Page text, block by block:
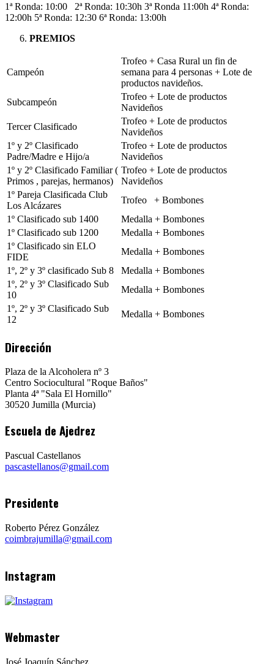
1ª Ronda: 10:00 2ª Ronda: 10:30h 3ª Ronda 11:00h 4ª Ronda:
12:00h 5ª Ronda: 12:30 6ª Ronda: 13:00h
PREMIOS
Campeón
Trofeo + Casa Rural un fin de
semana para 4 personas + Lote de
productos navideños.
Subcampeón
Trofeo + Lote de productos
Navideños
Tercer Clasificado
Trofeo + Lote de productos
Navideños
1º y 2º Clasificado
Padre/Madre e Hijo/a
Trofeo + Lote de productos
Navideños
1º y 2º Clasificado Familiar (
Primos , parejas, hermanos)
Trofeo + Lote de productos
Navideños
1º Pareja Clasificada Club
Los Alcázares
Trofeo + Bombones
1º Clasificado sub 1400
Medalla + Bombones
1º Clasificado sub 1200
Medalla + Bombones
1º Clasificado sin ELO
FIDE
Medalla + Bombones
1º, 2º y 3º clasificado Sub 8
Medalla + Bombones
1º, 2º y 3º Clasificado Sub
10
Medalla + Bombones
1º, 2º y 3º Clasificado Sub
12
Medalla + Bombones
Dirección
Plaza de la Alcoholera nº 3
Centro Sociocultural "Roque Baños"
Planta 4ª "Sala El Hornillo"
30520 Jumilla (Murcia)
Escuela de Ajedrez
Pascual Castellanos
pascastellanos@gmail.com
Presidente
Roberto Pérez González
coimbrajumilla@gmail.com
Instagram
Webmaster
José Joaquín Sánchez